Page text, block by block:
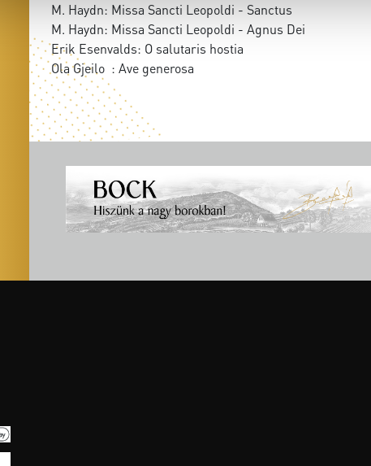
M. Haydn: Missa Sancti Leopoldi - Sanctus
M. Haydn: Missa Sancti Leopoldi - Agnus Dei
Erik Esenvalds: O salutaris hostia
Ola Gjeilo : Ave generosa